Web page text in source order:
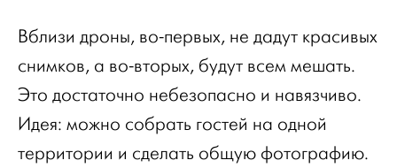
Вблизи дроны, во-первых, не дадут красивых
снимков, а во-вторых, будут всем мешать.
Это достаточно небезопасно и навязчиво.
Идея: можно собрать гостей на одной
территории и сделать общую фотографию.